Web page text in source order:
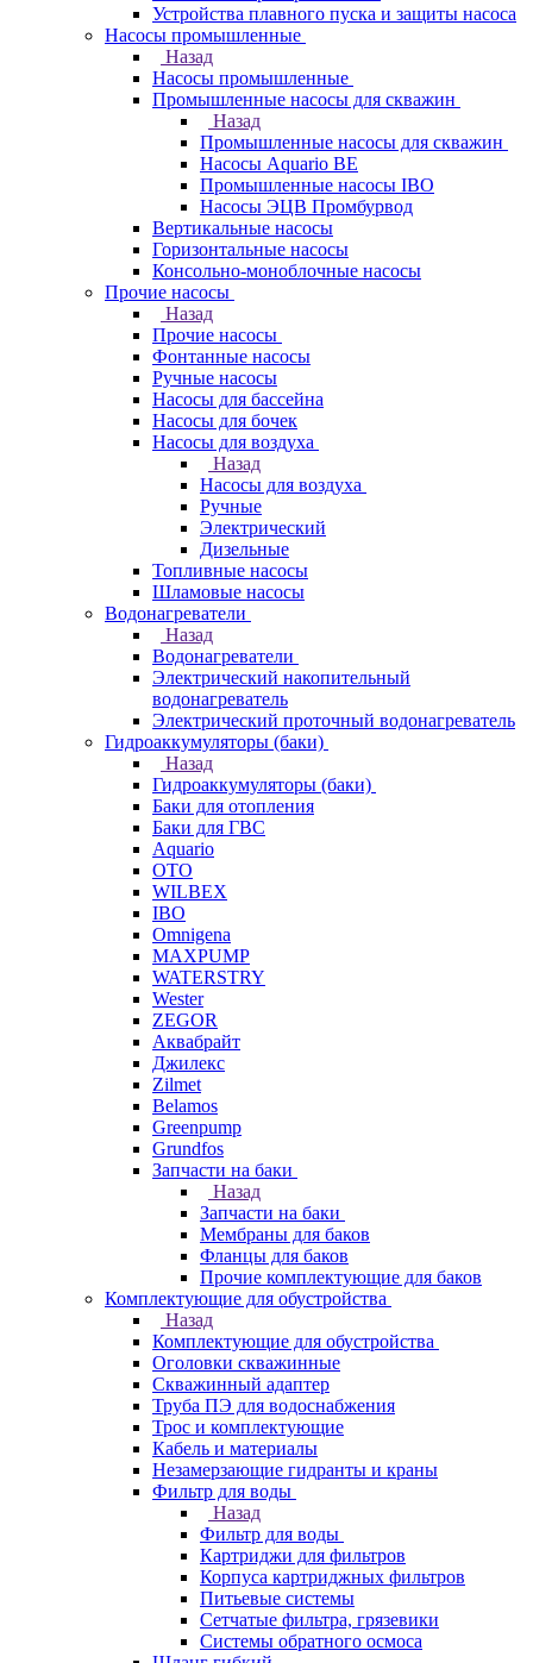
Устройства плавного пуска и защиты насоса
Насосы промышленные
Назад
Насосы промышленные
Промышленные насосы для скважин
Назад
Промышленные насосы для скважин
Насосы Aquario BE
Промышленные насосы IBO
Насосы ЭЦВ Промбурвод
Вертикальные насосы
Горизонтальные насосы
Консольно-моноблочные насосы
Прочие насосы
Назад
Прочие насосы
Фонтанные насосы
Ручные насосы
Насосы для бассейна
Насосы для бочек
Насосы для воздуха
Назад
Насосы для воздуха
Ручные
Электрический
Дизельные
Топливные насосы
Шламовые насосы
Водонагреватели
Назад
Водонагреватели
Электрический накопительный
водонагреватель
Электрический проточный водонагреватель
Гидроаккумуляторы (баки)
Назад
Гидроаккумуляторы (баки)
Баки для отопления
Баки для ГВС
Aquario
OTO
WILBEX
IBO
Omnigena
MAXPUMP
WATERSTRY
Wester
ZEGOR
Аквабрайт
Джилекс
Zilmet
Belamos
Greenpump
Grundfos
Запчасти на баки
Назад
Запчасти на баки
Мембраны для баков
Фланцы для баков
Прочие комплектующие для баков
Комплектующие для обустройства
Назад
Комплектующие для обустройства
Оголовки скважинные
Скважинный адаптер
Труба ПЭ для водоснабжения
Трос и комплектующие
Кабель и материалы
Незамерзающие гидранты и краны
Фильтр для воды
Назад
Фильтр для воды
Картриджи для фильтров
Корпуса картриджных фильтров
Питьевые системы
Сетчатые фильтра, грязевики
Системы обратного осмоса